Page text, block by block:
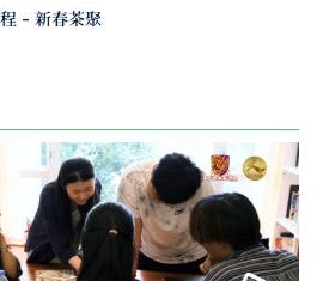
– 新春茶聚